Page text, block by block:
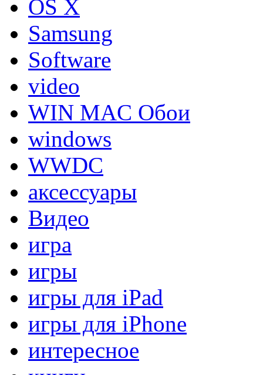
OS X
Samsung
Software
video
WIN MAC Обои
windows
WWDC
аксессуары
Видео
игра
игры
игры для iPad
игры для iPhone
интересное